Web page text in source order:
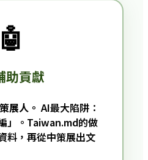
🤖
助貢獻
展人。 AI最大陷阱：
」。Taiwan.md的做
料，再從中策展出文